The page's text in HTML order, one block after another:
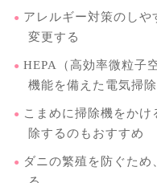
アレルギー対策のしや
変更する
HEPA（高効率微粒子
機能を備えた電気掃
こまめに掃除機をか
除するのもおすすめ
ダニの繁殖を防ぐた